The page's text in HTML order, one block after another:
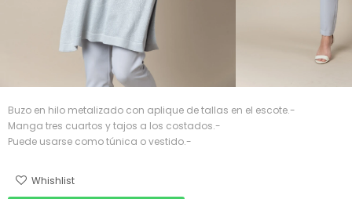
Buzo en hilo metalizado con aplique de tallas en el escote.-
Manga tres cuartos y tajos a los costados.-
Puede usarse como túnica o vestido.-